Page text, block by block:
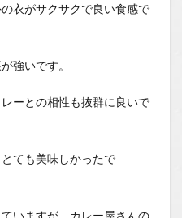
衣がサクサクで良い食感で
強いです。
ーとの相性も抜群に良いで
ても美味しかったで
いますが、カレー屋さんの